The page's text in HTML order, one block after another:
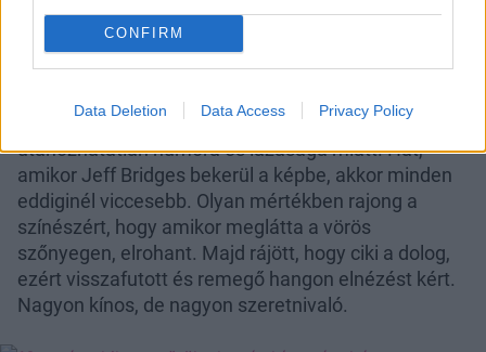
CONFIRM
Data Deletion Data Access Privacy Policy
Jennifer Lawrence-t mindig is imádtuk
utánozhatatlan humora és lazasága miatt. Hát,
amikor Jeff Bridges bekerül a képbe, akkor minden
eddiginél viccesebb. Olyan mértékben rajong a
színészért, hogy amikor meglátta a vörös
szőnyegen, elrohant. Majd rájött, hogy ciki a dolog,
ezért visszafutott és remegő hangon elnézést kért.
Nagyon kínos, de nagyon szeretnivaló.